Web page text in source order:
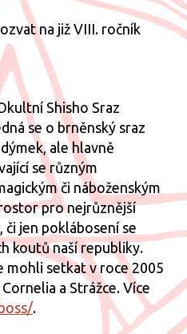
na již VIII. ročník
Shisho Sraz
se o brněnský sraz
ale hlavně
se různým
či náboženským
pro nejrůznější
či jen poklábosení se
koutů naší republiky.
mohli setkat v roce 2005
a Strážce. Více
.